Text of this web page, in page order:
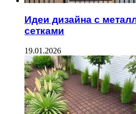
Идеи дизайна с
сетками
19.01.2026